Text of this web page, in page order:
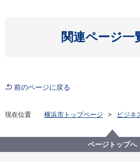
関連ページ一
開く
前のページに戻る
現在位置 横浜市トップページ ビジネ
包括連携協定
ページトップへ